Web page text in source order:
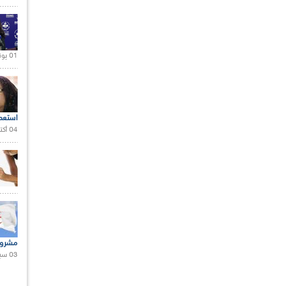
01 يونيو 2021 |
04 أكتوبر 2020 |
03 سبتمبر 2020 |